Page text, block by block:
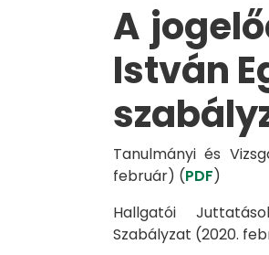
A
István
Tanulmányi és
február) (PDF)
Hallgatói
Szabályzat (2020.